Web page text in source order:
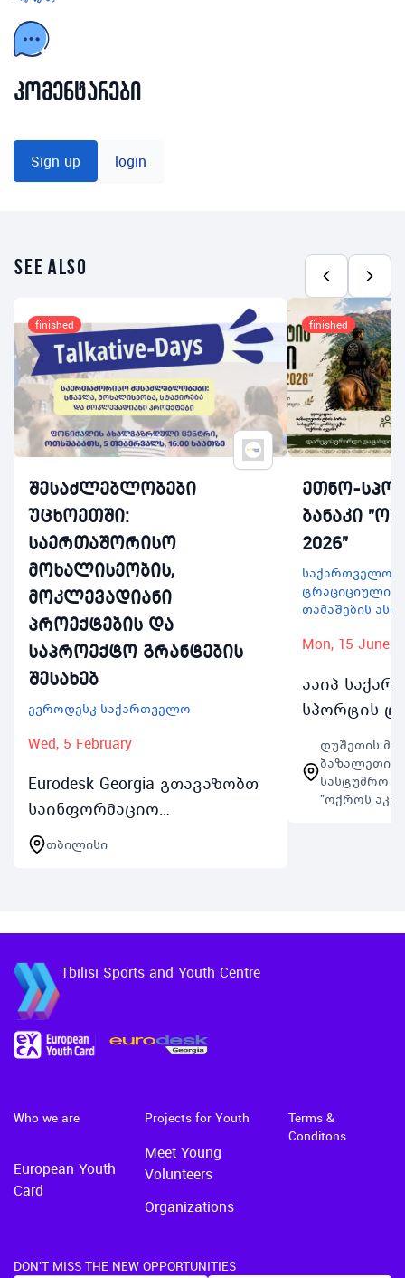
კომენტარები
Sign up login
see also
finished
შესაძლებლობები
უცხოეთში:
საერთაშორისო
მოხალისეობის,
მოკლევადიანი
პროექტების და
საპროექტო გრანტების
შესახებ
ევროდესკ საქართველო
Wed, 5 February
Eurodesk Georgia გთავაზობთ
საინფორმაციო
შეხვედრასშესაძლებლობები
უცხოეთში სწავლა
შეხვედრა შედგება 5 თებერ…
თბილისი
finished
ეთნო-
ბანაკი
2026"
საქართველოს
ტრაციციული
თამაშების
Mon, 15 June
ააიპ
სპორტის
თამაშების
2026 წლის
ივნისის
დუშეთის
ბაზალეთის
სასტუმრო
"ოქროს
Tbilisi Sports and Youth Centre
Who we are
European Youth
Card
Projects for Youth
Meet Young
Volunteers
Organizations
Terms &
Conditons
DON'T MISS THE NEW OPPORTUNITIES